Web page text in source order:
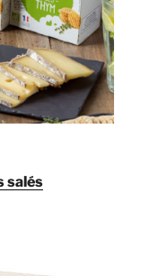
salés